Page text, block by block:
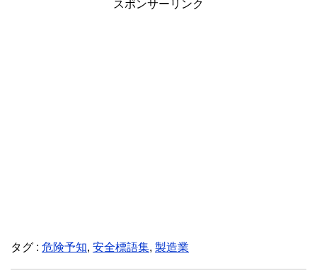
スポンサーリンク
タグ : 危険予知, 安全標語集, 製造業